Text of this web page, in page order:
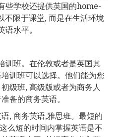
些学校还提供英国的home-
不限于课堂, 而是在生活环境
水平。
训班。在伦敦或者是英国其
训班可以选择。他们能为您
级班, 高级版或者为商务人
备的商务英语。
, 商务英语,雅思班。最短的
么短的时间内掌握英语是不